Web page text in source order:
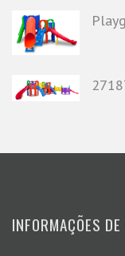
INFORMAÇÕES